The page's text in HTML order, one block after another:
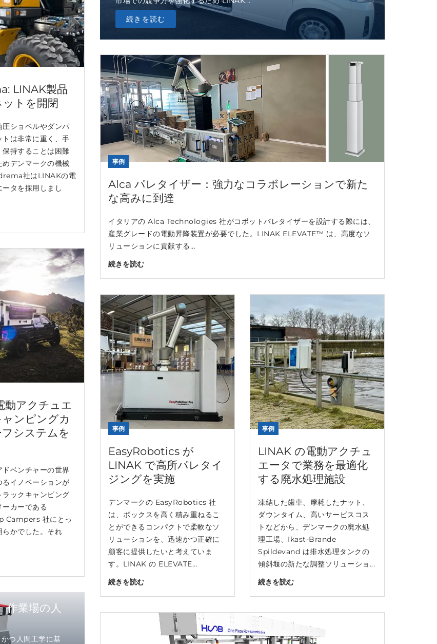
LINAK製品
トを開閉
圧ショベルやダンパ
トは非常に重く、手
保持することは困難
めデンマークの機械
社はLINAKの電
タを採用しまし
続きを読む
事例
Alca パレタイザー：強力なコラボレーションで新た
な高みに到達
イタリアの Alca Technologies 社がコボットパレタイザーを設計する際には、
産業グレードの電動昇降装置が必要でした。LINAK ELEVATE™ は、高度なソ
リューションに貢献する...
続きを読む
動アクチュエ
ンピングカ
システムを
ドベンチャーの世界
るイノベーションが
ラックキャンピング
カーである
Campers 社にとっ
らかでした。それ
事例
EasyRobotics が
LINAK で高所パレタイ
ジングを実施
デンマークの EasyRobotics 社
は、ボックスを高く積み重ねるこ
とができるコンパクトで柔軟なソ
リューションを、迅速かつ正確に
顧客に提供したいと考えていま
す。LINAK の ELEVATE...
続きを読む
事例
LINAK の電動アクチュ
エータで業務を最適化
する廃水処理施設
凍結した歯車、摩耗したナット、
ダウンタイム、高いサービスコス
トなどから、デンマークの廃水処
理工場、Ikast-Brande
Spildevand は排水処理タンクの
傾斜堰の新たな調整ソリューショ...
続きを読む
作業場の人
つ人間工学に基